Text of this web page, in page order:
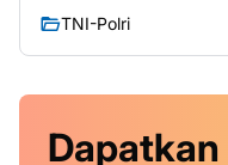
TNI-Polri
Dapatkan